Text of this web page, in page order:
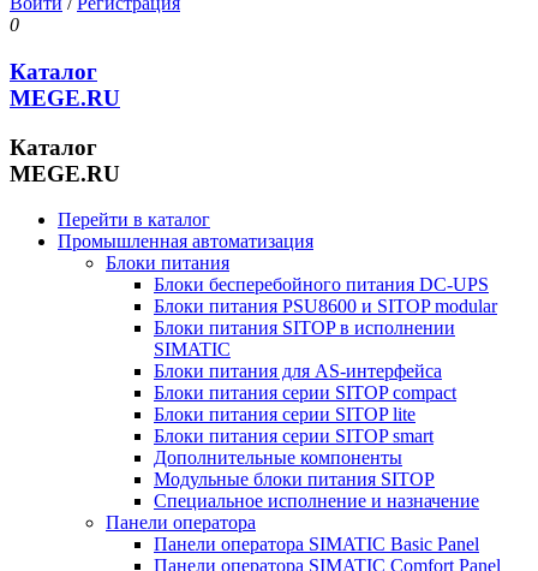
0
Каталог
MEGE.RU
Каталог
MEGE.RU
Перейти в каталог
Промышленная автоматизация
Блоки питания
Блоки бесперебойного питания DC-UPS
Блоки питания PSU8600 и SITOP modular
Блоки питания SITOP в исполнении
SIMATIC
Блоки питания для AS-интерфейса
Блоки питания серии SITOP compact
Блоки питания серии SITOP lite
Блоки питания серии SITOP smart
Дополнительные компоненты
Модульные блоки питания SITOP
Специальное исполнение и назначение
Панели оператора
Панели оператора SIMATIC Basic Panel
Панели оператора SIMATIC Comfort Panel